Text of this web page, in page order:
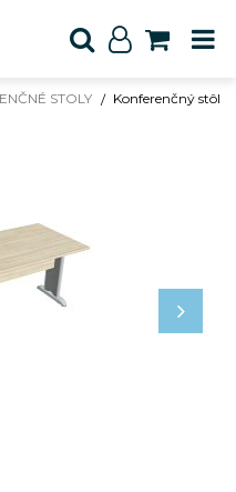
STOLY
Konferenčný stôl